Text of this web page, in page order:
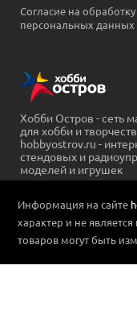
Согласие на обработку
персональных данных
Хобби Остров - сеть
для хобби и
hobbyostrov.ru -
стендовых и
моделей и игрушек
Информация на сайте
характер и не
товаров могут быть